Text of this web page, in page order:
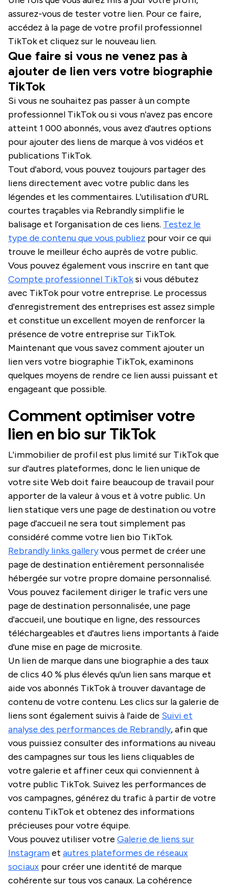
assurez-vous de tester votre lien. Pour ce faire,
accédez à la page de votre profil professionnel
TikTok et cliquez sur le nouveau lien.
Que faire si vous ne venez pas à
ajouter de lien vers votre biographie
TikTok
Si vous ne souhaitez pas passer à un compte
professionnel TikTok ou si vous n'avez pas encore
atteint 1 000 abonnés, vous avez d'autres options
pour ajouter des liens de marque à vos vidéos et
publications TikTok.
Tout d'abord, vous pouvez toujours partager des
liens directement avec votre public dans les
légendes et les commentaires. L'utilisation d'URL
courtes traçables via Rebrandly simplifie le
balisage et l'organisation de ces liens. Testez le
type de contenu que vous publiez pour voir ce qui
trouve le meilleur écho auprès de votre public.
Vous pouvez également vous inscrire en tant que
Compte professionnel TikToksi vous débutez
avec TikTok pour votre entreprise. Le processus
d'enregistrement des entreprises est assez simple
et constitue un excellent moyen de renforcer la
présence de votre entreprise sur TikTok.
Maintenant que vous savez comment ajouter un
lien vers votre biographie TikTok, examinons
quelques moyens de rendre ce lien aussi puissant et
engageant que possible.
Comment optimiser votre
lien en bio sur TikTok
L'immobilier de profil est plus limité sur TikTok que
sur d'autres plateformes, donc le lien unique de
votre site Web doit faire beaucoup de travail pour
apporter de la valeur à vous et à votre public. Un
lien statique vers une page de destination ou votre
page d'accueil ne sera tout simplement pas
considéré comme votre lien bio TikTok.
Rebrandly links galleryvous permet de créer une
page de destination entièrement personnalisée
hébergée sur votre propre domaine personnalisé.
Vous pouvez facilement diriger le trafic vers une
page de destination personnalisée, une page
d'accueil, une boutique en ligne, des ressources
téléchargeables et d'autres liens importants à l'aide
d'une mise en page de microsite.
Un lien de marque dans une biographie a des taux
de clics 40 % plus élevés qu'un lien sans marque et
aide vos abonnés TikTok à trouver davantage de
contenu de votre contenu. Les clics sur la galerie de
liens sont également suivis à l'aide de Suivi et
analyse des performances de Rebrandly, afin que
vous puissiez consulter des informations au niveau
des campagnes sur tous les liens cliquables de
votre galerie et affiner ceux qui conviennent à
votre public TikTok. Suivez les performances de
vos campagnes, générez du trafic à partir de votre
contenu TikTok et obtenez des informations
précieuses pour votre équipe.
Vous pouvez utiliser votre Galerie de liens sur
Instagramet autres plateformes de réseaux
sociaux pour créer une identité de marque
cohérente sur tous vos canaux. La cohérence